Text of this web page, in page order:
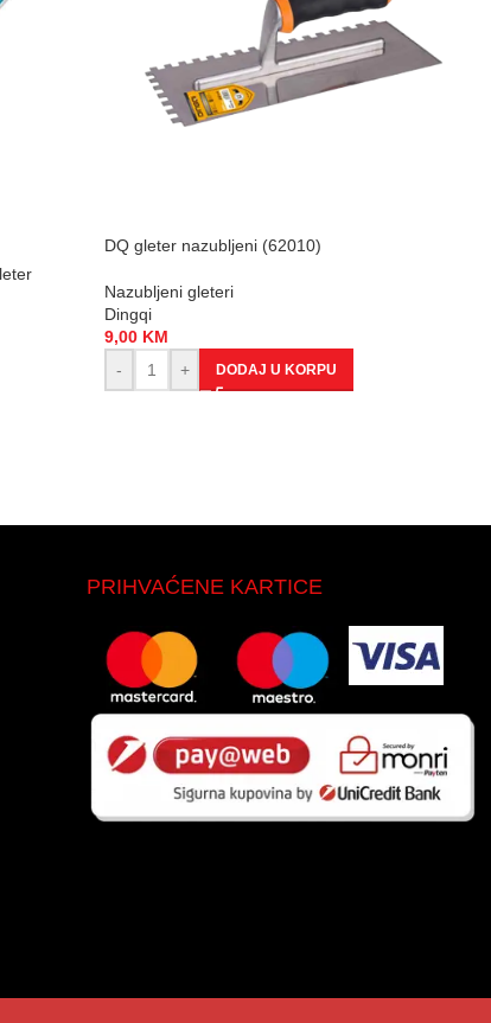
DQ gleter nazubljeni (62010)
Nazubljeni gleteri
Dingqi
9,00 KM
-
+ DODAJ U KORPU
PRIHVAĆENE KARTICE